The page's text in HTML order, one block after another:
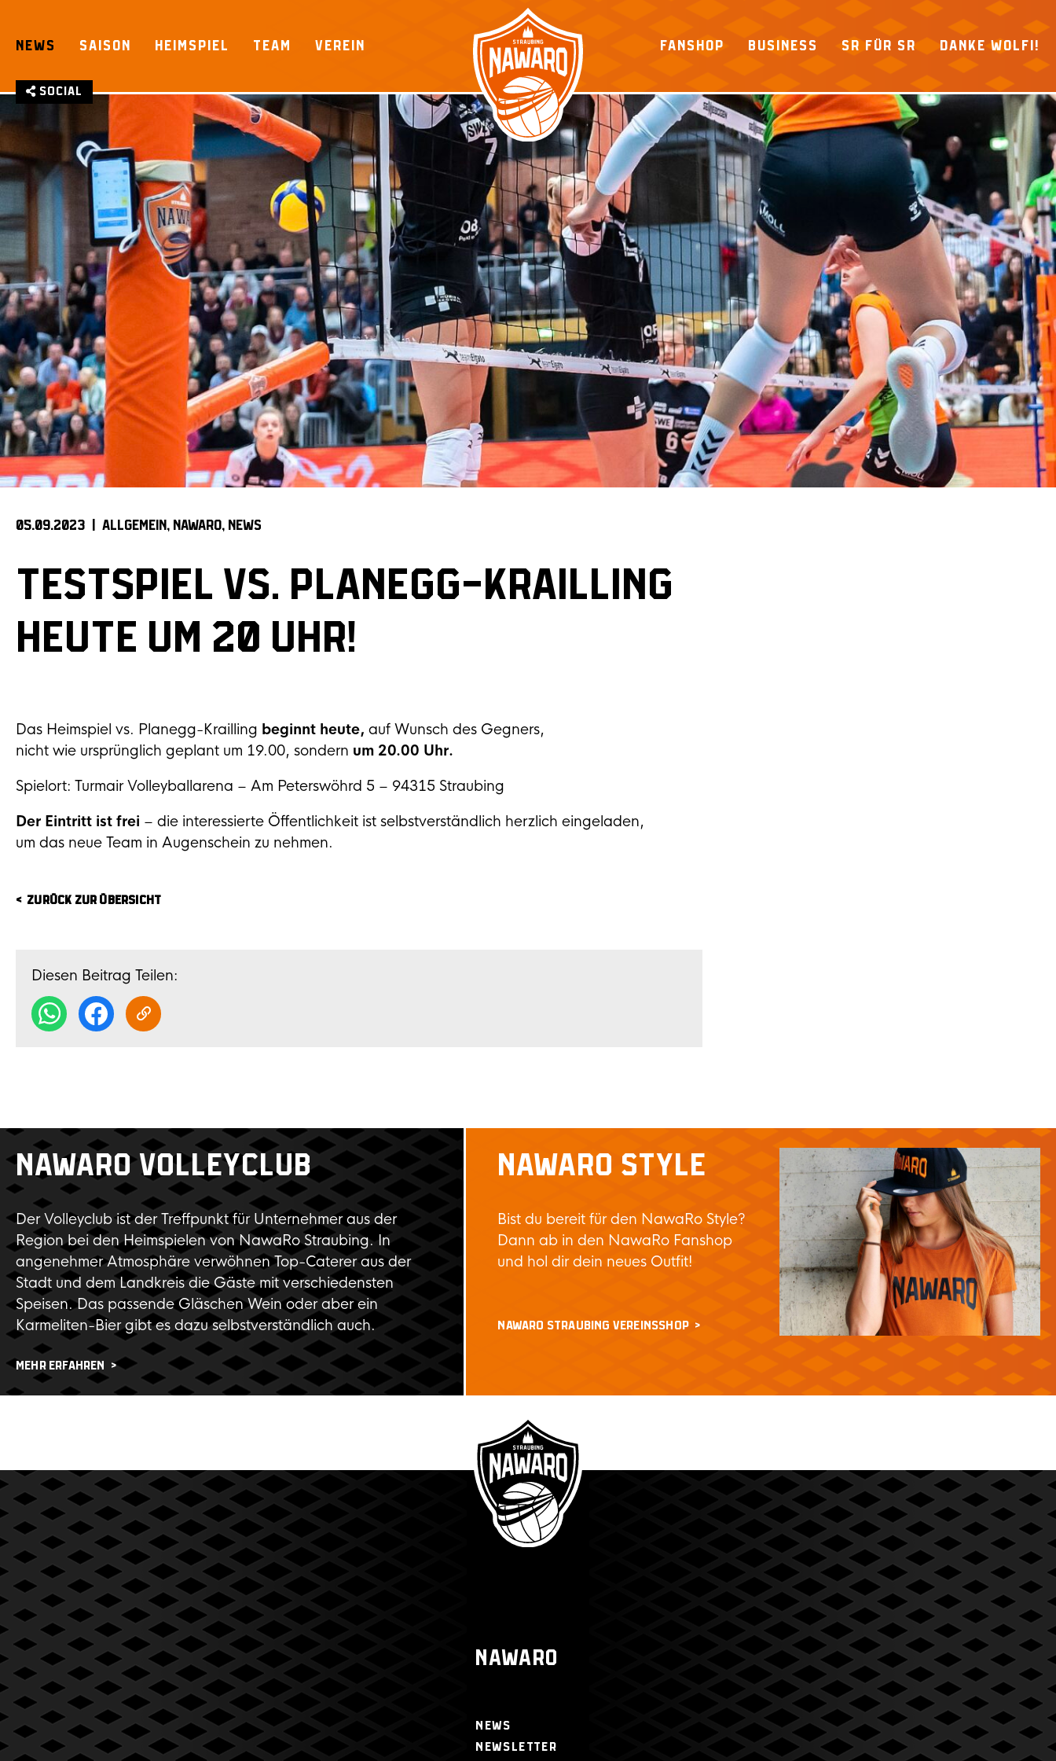
content
Social
NEWS SAISON HEIMSPIEL TEAM VEREIN FANSHOP BUSINESS SR FÜR SR DANKE WOLFI!
05.09.2023 | ALLGEMEIN NAWARO NEWS
TESTSPIEL VS. PLANEGG-KRAILLING
HEUTE UM 20 UHR!
Das Heimspiel vs. Planegg-Krailling beginnt heute, auf Wunsch des Gegners,
nicht wie ursprünglich geplant um 19.00, sondern um 20.00 Uhr.
Spielort: Turmair Volleyballarena – Am Peterswöhrd 5 – 94315 Straubing
Der Eintritt ist frei – die interessierte Öffentlichkeit ist selbstverständlich herzlich eingeladen,
um das neue Team in Augenschein zu nehmen.
ZURÜCK ZUR ÜBERSICHT
Diesen Beitrag Teilen:
NAWARO VOLLEYCLUB
Der Volleyclub ist der Treffpunkt für Unternehmer aus der
Region bei den Heimspielen von NawaRo Straubing. In
angenehmer Atmosphäre verwöhnen Top-Caterer aus der
Stadt und dem Landkreis die Gäste mit verschiedensten
Speisen. Das passende Gläschen Wein oder aber ein
Karmeliten-Bier gibt es dazu selbstverständlich auch.
MEHR ERFAHREN
NAWARO STYLE
Bist du bereit für den NawaRo Style?
Dann ab in den NawaRo Fanshop
und hol dir dein neues Outfit!
NAWARO STRAUBING VEREINSSHOP
NAWARO
NEWS
NEWSLETTER